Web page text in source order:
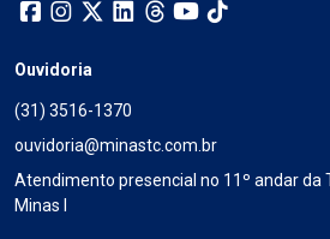
Ouvidoria
(31) 3516-1370
ouvidoria@minastc.com.br
Atendimento presencial no 11º andar da
Minas I